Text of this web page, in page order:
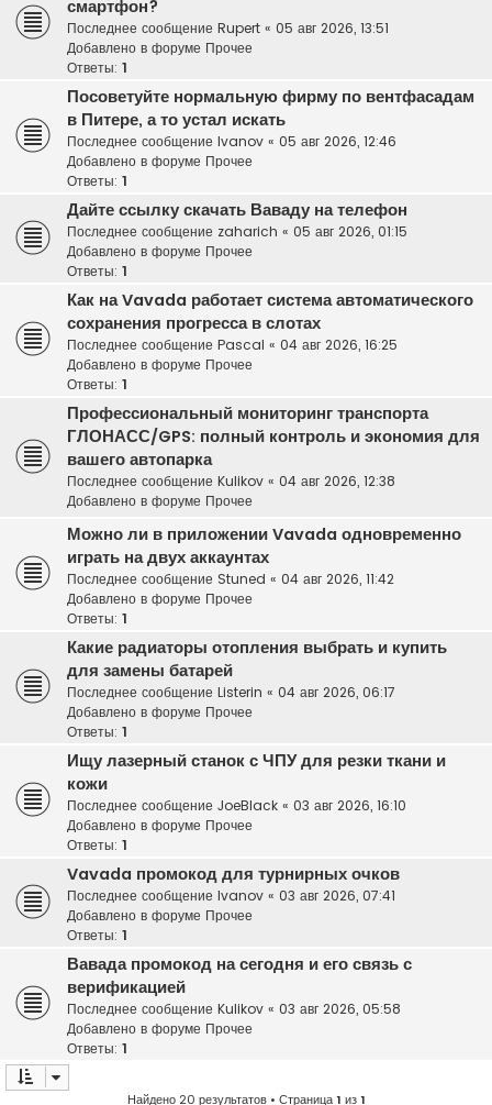
смартфон?
Последнее сообщение Rupert « 05 авг 2026, 13:51
Добавлено в форуме Прочее
Ответы: 1
Посоветуйте нормальную фирму по вентфасадам
в Питере, а то устал искать
Последнее сообщение Ivanov « 05 авг 2026, 12:46
Добавлено в форуме Прочее
Ответы: 1
Дайте ссылку скачать Ваваду на телефон
Последнее сообщение zaharich « 05 авг 2026, 01:15
Добавлено в форуме Прочее
Ответы: 1
Как на Vavada работает система автоматического
сохранения прогресса в слотах
Последнее сообщение Pascal « 04 авг 2026, 16:25
Добавлено в форуме Прочее
Ответы: 1
Профессиональный мониторинг транспорта
ГЛОНАСС/GPS: полный контроль и экономия для
вашего автопарка
Последнее сообщение Kulikov « 04 авг 2026, 12:38
Добавлено в форуме Прочее
Можно ли в приложении Vavada одновременно
играть на двух аккаунтах
Последнее сообщение Stuned « 04 авг 2026, 11:42
Добавлено в форуме Прочее
Ответы: 1
Какие радиаторы отопления выбрать и купить
для замены батарей
Последнее сообщение Listerin « 04 авг 2026, 06:17
Добавлено в форуме Прочее
Ответы: 1
Ищу лазерный станок с ЧПУ для резки ткани и
кожи
Последнее сообщение JoeBlack « 03 авг 2026, 16:10
Добавлено в форуме Прочее
Ответы: 1
Vavada промокод для турнирных очков
Последнее сообщение Ivanov « 03 авг 2026, 07:41
Добавлено в форуме Прочее
Ответы: 1
Вавада промокод на сегодня и его связь с
верификацией
Последнее сообщение Kulikov « 03 авг 2026, 05:58
Добавлено в форуме Прочее
Ответы: 1
Найдено 20 результатов • Страница1 из1